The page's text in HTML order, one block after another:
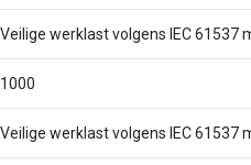
Veilige werklast volgens IEC 61537
1000
Veilige werklast volgens IEC 61537